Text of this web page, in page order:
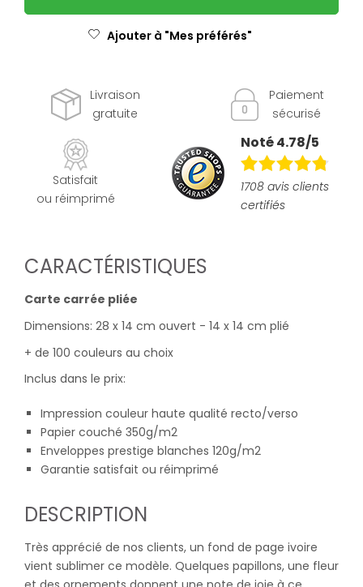
Ajouter à "Mes préférés"
Livraison
gratuite
Paiement
sécurisé
Satisfait
ou réimprimé
Noté 4.78/5
1708 avis clients
certifiés
CARACTÉRISTIQUES
Carte carrée pliée
Dimensions: 28 x 14 cm ouvert - 14 x 14 cm plié
+ de 100 couleurs au choix
Inclus dans le prix:
Impression couleur haute qualité recto/verso
Papier couché 350g/m2
Enveloppes prestige blanches 120g/m2
Garantie satisfait ou réimprimé
DESCRIPTION
Très apprécié de nos clients, un fond de page ivoire
vient sublimer ce modèle. Quelques papillons, une fleur